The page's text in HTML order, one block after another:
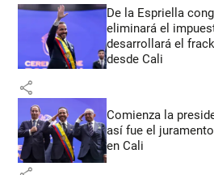
De la Espriella
eliminará el
desarrollará el
desde Cali
share
Comienza la
así fue el
en Cali